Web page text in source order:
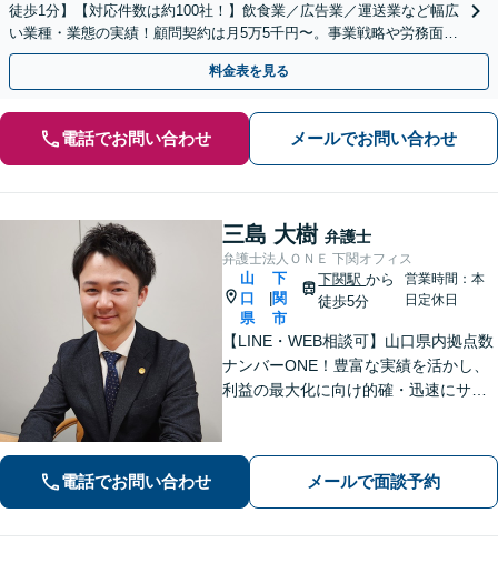
徒歩1分】【対応件数は約100社！】飲食業／広告業／運送業など幅広
い業種・業態の実績！顧問契約は月5万5千円〜。事業戦略や労務面な
ど、お力添えいたします【当日相談OK】
料金表を見る
電話でお問い合わせ メールでお問い合わせ
三島 大樹 弁護士
弁護士法人ＯＮＥ 下関オフィス
山
口
県
下
関
市
下関駅から
徒歩5分
営業時間：本
日定休日
【LINE・WEB相談可】山口県内拠点数
ナンバーONE！豊富な実績を活かし、
利益の最大化に向け的確・迅速にサポ
問題／交通事故等、あなたの味方とし
て尽力します【完全個室】【下関駅5
分】
電話でお問い合わせ メールで面談予約